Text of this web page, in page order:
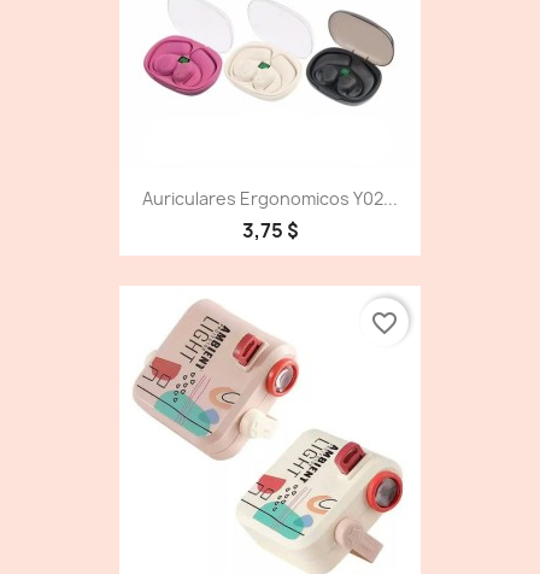
Auriculares Ergonomicos Y02...
3,75 $
favorite_border